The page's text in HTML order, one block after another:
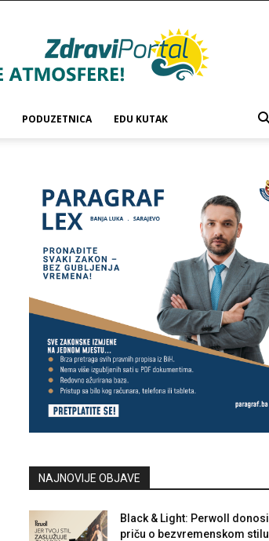
PODUZETNICA EDU KUTAK
NAJNOVIJE OBJAVE
Black & Light: Perwoll donosi
priču o bezvremenskom stilu